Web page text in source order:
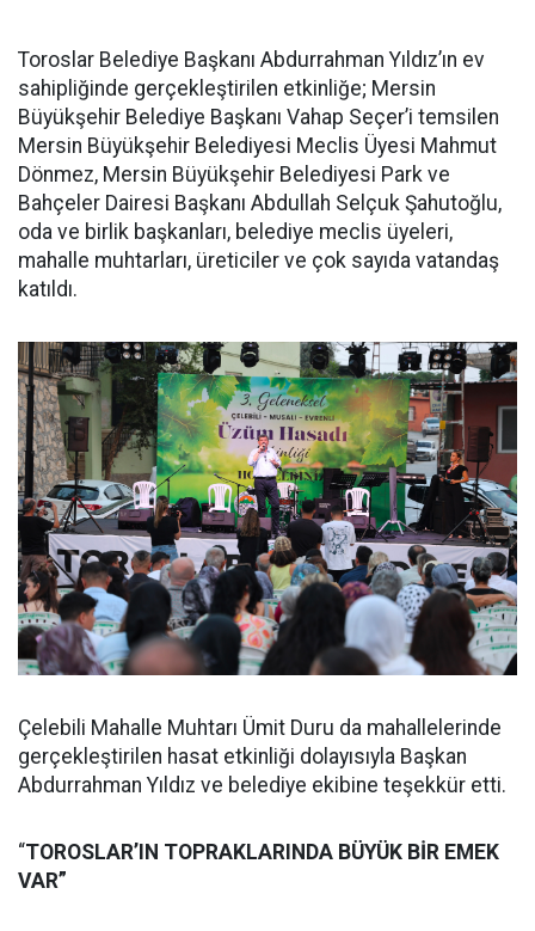
Toroslar Belediye Başkanı Abdurrahman Yıldız’ın ev
sahipliğinde gerçekleştirilen etkinliğe; Mersin
Büyükşehir Belediye Başkanı Vahap Seçer’i temsilen
Mersin Büyükşehir Belediyesi Meclis Üyesi Mahmut
Dönmez, Mersin Büyükşehir Belediyesi Park ve
Bahçeler Dairesi Başkanı Abdullah Selçuk Şahutoğlu,
oda ve birlik başkanları, belediye meclis üyeleri,
mahalle muhtarları, üreticiler ve çok sayıda vatandaş
katıldı.
Çelebili Mahalle Muhtarı Ümit Duru da mahallelerinde
gerçekleştirilen hasat etkinliği dolayısıyla Başkan
Abdurrahman Yıldız ve belediye ekibine teşekkür etti.
“TOROSLAR’IN TOPRAKLARINDA BÜYÜK BİR EMEK
VAR”